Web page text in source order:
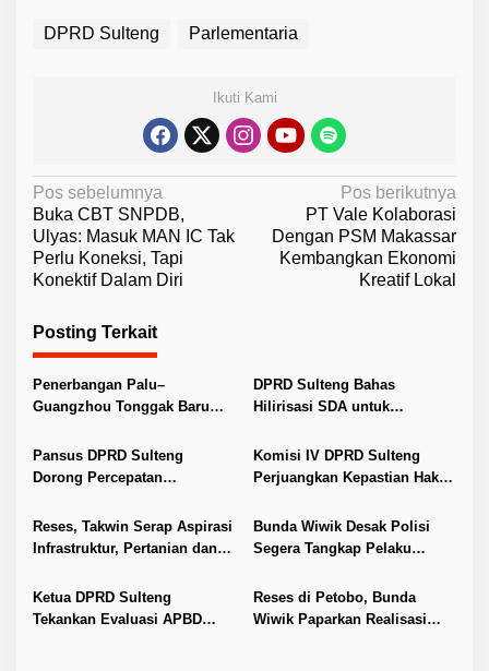
DPRD Sulteng Parlementaria
Ikuti Kami
N
a
v
i
g
a
s
i
p
o
Pos sebelumnya
Buka CBT SNPDB,
Ulyas: Masuk MAN IC Tak
Perlu Koneksi, Tapi
Konektif Dalam Diri
Pos berikutnya
PT Vale Kolaborasi
Dengan PSM Makassar
Kembangkan Ekonomi
Kreatif Lokal
Posting Terkait
Penerbangan Palu–
Guangzhou Tonggak Baru
DPRD Sulteng Bahas
Hilirisasi SDA untuk
Pansus DPRD Sulteng
Dorong Percepatan
Sawit di Toli-Toli
Komisi IV DPRD Sulteng
Perjuangkan Kepastian Hak
Reses, Takwin Serap Aspirasi
Infrastruktur, Pertanian dan
Bunda Wiwik Desak Polisi
Segera Tangkap Pelaku
di Duyu
Ketua DPRD Sulteng
Tekankan Evaluasi APBD
Reses di Petobo, Bunda
Wiwik Paparkan Realisasi